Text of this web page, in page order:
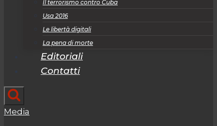
Il terrorismo contro Cuba
Usa 2016
Le libertà digitali
La pena di morte
Editoriali
Contatti
Media